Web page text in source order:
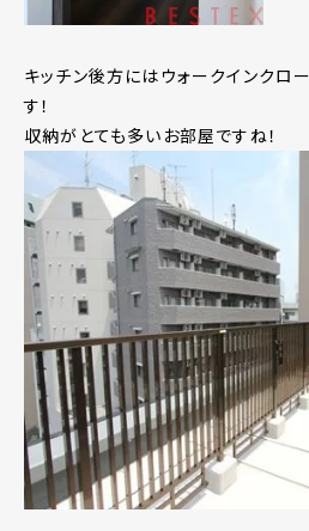
キッチン後方にはウォークインクロ
す！
収納がとても多いお部屋ですね！